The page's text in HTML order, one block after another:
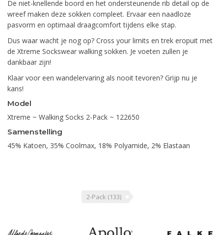
De niet-knellende boord en het ondersteunende rib detail op de
wreef maken deze sokken compleet. Ervaar een naadloze
pasvorm en optimaal draagcomfort tijdens elke stap.
Dus waar wacht je nog op? Cross your limits en trek eropuit met
de Xtreme Sockswear walking sokken. Je voeten zullen je
dankbaar zijn!
Klaar voor een wandelervaring als nooit tevoren? Grijp nu je
kans!
Model
Xtreme ~ Walking Socks 2-Pack ~ 122650
Samenstelling
45% Katoen, 35% Coolmax, 18% Polyamide, 2% Elastaan
2-Pack (133)